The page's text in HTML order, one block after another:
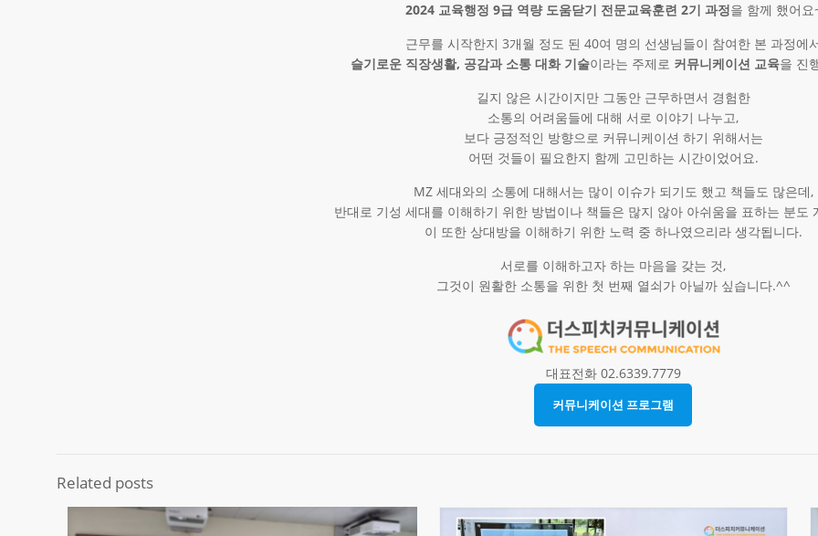
2024 교육행정 9급 역량 도움닫기 전문교육훈련 2기 과정을 함께 했어요
근무를 시작한지 3개월 정도 된 40여 명의 선생님들이 참여한 본 과정에
슬기로운 직장생활, 공감과 소통 대화 기술이라는 주제로 커뮤니케이션 교육을 진
길지 않은 시간이지만 그동안 근무하면서 경험한
소통의 어려움들에 대해 서로 이야기 나누고,
보다 긍정적인 방향으로 커뮤니케이션 하기 위해서는
어떤 것들이 필요한지 함께 고민하는 시간이었어요.​
MZ 세대와의 소통에 대해서는 많이 이슈가 되기도 했고 책들도 많은데,
반대로 기성 세대를 이해하기 위한 방법이나 책들은 많지 않아 아쉬움을 표하는 분도
이 또한 상대방을 이해하기 위한 노력 중 하나였으리라 생각됩니다.
서로를 이해하고자 하는 마음을 갖는 것,
그것이 원활한 소통을 위한 첫 번째 열쇠가 아닐까 싶습니다.^^
대표전화 02.6339.7779
커뮤니케이션 프로그램
Related posts